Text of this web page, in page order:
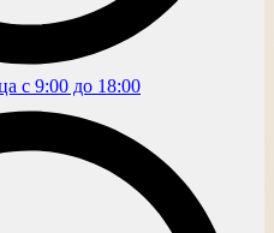
с 9:00 до 18:00